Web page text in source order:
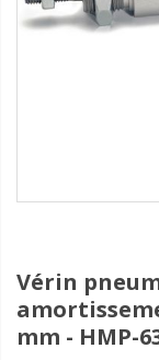
Vérin
mm - HMP-